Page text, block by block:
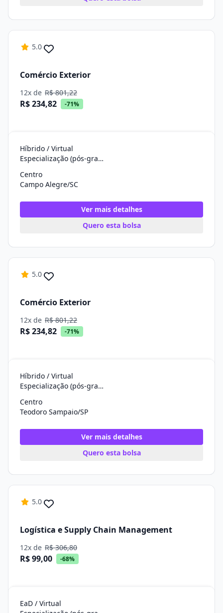
5.0
Comércio Exterior
12x de R$ 801,22
R$ 234,82 -71%
Híbrido / Virtual
Especialização (pós-graduação)
Centro
Campo Alegre/SC
Ver mais detalhes
Quero esta bolsa
5.0
Comércio Exterior
12x de R$ 801,22
R$ 234,82 -71%
Híbrido / Virtual
Especialização (pós-graduação)
Centro
Teodoro Sampaio/SP
Ver mais detalhes
Quero esta bolsa
5.0
Logística e Supply Chain Management
12x de R$ 306,80
R$ 99,00 -68%
EaD / Virtual